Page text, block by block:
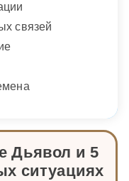
связей
Дьявол и 5
ситуациях